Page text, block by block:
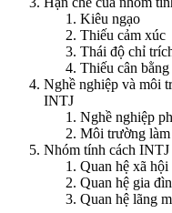
Kiêu ngạo
Thiếu cảm xúc
Thái độ chỉ
Thiếu cân bằng
Nghề nghiệp và môi
INTJ
Nghề nghiệp
Môi trường
Nhóm tính cách INTJ
Quan hệ xã hội
Quan hệ gia
Quan hệ lãng